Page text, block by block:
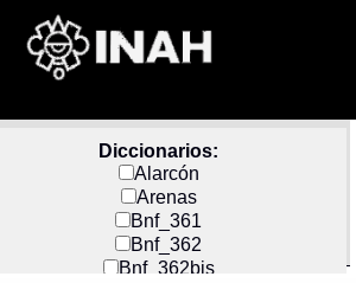
Diccionarios:
Alarcón
Arenas
Bnf_361
Bnf_362
Bnf_362bis